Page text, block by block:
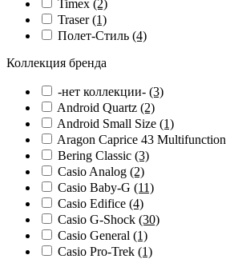
Timex (2)
Traser(1)
Полет-Стиль (4)
Коллекция бренда
-нет коллекции- (3)
Android Quartz (2)
Android Small Size (1)
Aragon Caprice 43 Multifunction
Bering Classic (3)
Casio Analog (2)
Casio Baby-G (11)
Casio Edifice (4)
Casio G-Shock (30)
Casio General (1)
Casio Pro-Trek (1)